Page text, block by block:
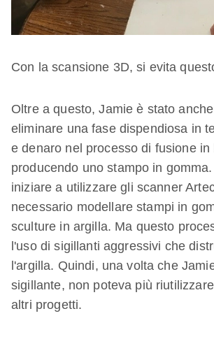
Con la scansione 3D, si evita
Oltre a questo, Jamie è stato
eliminare una fase dispendiosa in
e denaro nel processo di fusione in
producendo uno stampo in
iniziare a utilizzare gli scanner
necessario modellare stampi in
sculture in argilla. Ma questo
l'uso di sigillanti aggressivi che
l'argilla. Quindi, una volta che
sigillante, non poteva più
altri progetti.